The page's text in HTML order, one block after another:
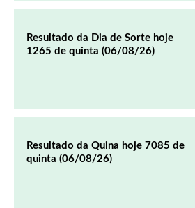
Resultado da Dia de Sorte hoje
1265 de quinta (06/08/26)
Resultado da Quina hoje 7085 de
quinta (06/08/26)